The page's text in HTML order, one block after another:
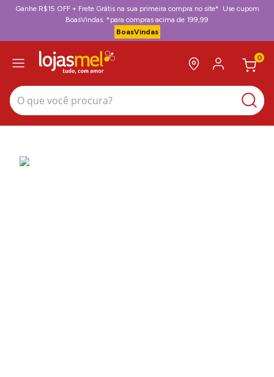
Ganhe R$15 OFF + Frete Grátis na sua primeira compra no site*. Use cupom
BoasVindas. *para compras acima de 199,99
BoasVindas
0
O que você procura?